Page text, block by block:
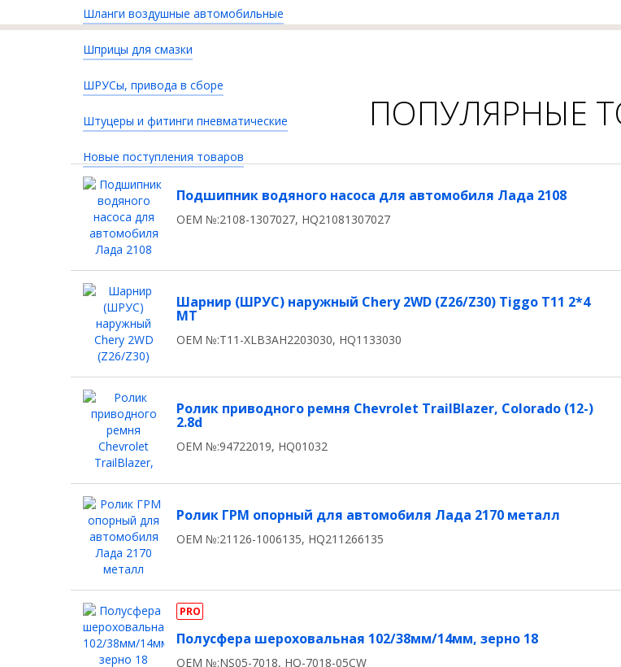
Шланги воздушные автомобильные
Шприцы для смазки
ШРУСы, привода в сборе
Штуцеры и фитинги пневматические
Новые поступления товаров
ПОПУЛЯРНЫЕ
Подшипник водяного насоса для автомобиля Лада 2108
OEM №:2108-1307027, HQ21081307027
Шарнир (ШРУС) наружный Chery 2WD (Z26/Z30) Tiggo T11 2*4
MT
OEM №:T11-XLB3AH2203030, HQ1133030
Ролик приводного ремня Chevrolet TrailBlazer, Colorado (12-)
2.8d
OEM №:94722019, HQ01032
Ролик ГРМ опорный для автомобиля Лада 2170 металл
OEM №:21126-1006135, HQ211266135
PRO
Полусфера шероховальная 102/38мм/14мм, зерно 18
OEM №:NS05-7018, HQ-7018-05CW